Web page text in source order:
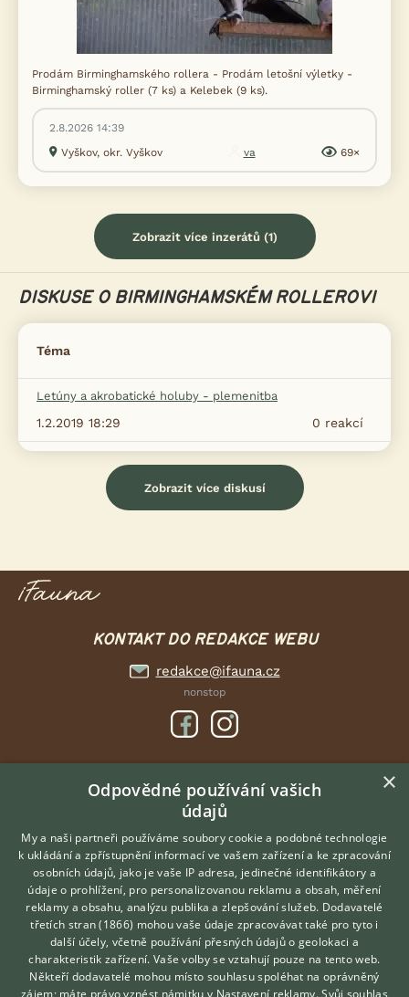
Prodám Birminghamského rollera - Prodám letošní výletky -
Birminghamský roller (7 ks) a Kelebek (9 ks).
2.8.2026 14:39
Vyškov, okr. Vyškov
va 69×
Zobrazit více inzerátů (1)
DISKUSE O BIRMINGHAMSKÉM ROLLEROVI
Téma
Letúny a akrobatické holuby - plemenitba
0 reakcí
1.2.2019 18:29
Zobrazit více diskusí
KONTAKT DO REDAKCE WEBU
redakce@ifauna.cz
nonstop
DOMOVSKÁ STRÁNKA
INZERCE
DISKUSE
ČLÁNKY
O nás
Kontakt
Možnosti zvýraznění inzerátů
Podmínky užití
Hledáte zvířecího kamaráda?
Zdarma vám poradí
VETERINÁŘ ONLINE
KONZULTOVAT S
×
Odpovědné používání vašich
údajů
My a naši partneři používáme soubory cookie a podobné technologie
k ukládání a zpřístupnění informací ve vašem zařízení a ke zpracování
osobních údajů, jako je vaše IP adresa, jedinečné identifikátory a
údaje o prohlížení, pro personalizovanou reklamu a obsah, měření
reklamy a obsahu, analýzu publika a zlepšování služeb. Dodavatelé
třetích stran (1866) mohou vaše údaje zpracovávat také pro tyto i
další účely, včetně používání přesných údajů o geolokaci a
charakteristik zařízení. Vaše volby se vztahují pouze na tento web.
Někteří dodavatelé mohou místo souhlasu spoléhat na oprávněný
zájem; máte právo vznést námitku v Nastavení reklamy. Svůj souhlas